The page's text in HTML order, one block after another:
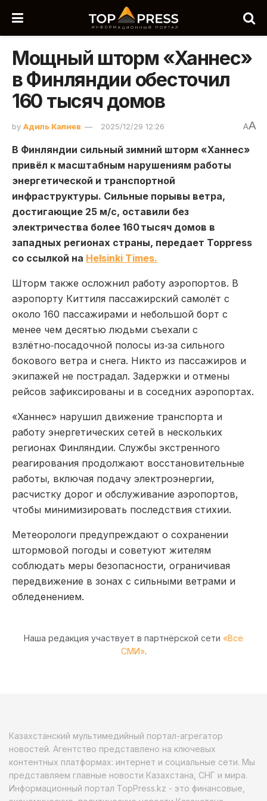
Мощный шторм «Ханнес»
в Финляндии обесточил
160 тысяч домов
by Адиль Калиев 2025/12/29 12:26 AA
В Финляндии сильный зимний шторм «Ханнес»
привёл к масштабным нарушениям работы
энергетической и транспортной
инфраструктуры. Сильные порывы ветра,
достигающие 25 м/с, оставили без
электричества более 160 тысяч домов в
западных регионах страны, передает Toppress
со ссылкой на Helsinki Times.
Шторм также осложнил работу аэропортов. В
аэропорту Киттиля пассажирский самолёт с
около 160 пассажирами и небольшой борт с
менее чем десятью людьми съехали с
взлётно‑посадочной полосы из‑за сильного
бокового ветра и снега. Никто из пассажиров и
экипажей не пострадал. Задержки и отмены
рейсов зафиксированы и в соседних аэропортах.
«Ханнес» нарушил движение транспорта и
работу энергетических сетей в нескольких
регионах Финляндии. Службы экстренного
реагирования продолжают восстановительные
работы, включая подачу электроэнергии,
расчистку дорог и обслуживание аэропортов,
чтобы минимизировать последствия стихии.
Метеорологи предупреждают о сохранении
штормовой погоды и советуют жителям
соблюдать меры безопасности, ограничивая
передвижение в зонах с сильными ветрами и
обледенением.
Наша редакция участвует в партнёрской сети «Все
СМИ».
Казахстанский мультимедийный портал-агрегатор
новостей. Агентство представлено на ключевых
контентных платформах: интернет и социальные сети. Мы
представляем главные новости Казахстана, СНГ и мира.
Информационный портал TopPress.kz - это финансовые,